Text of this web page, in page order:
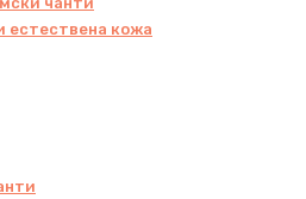
естествена кожа